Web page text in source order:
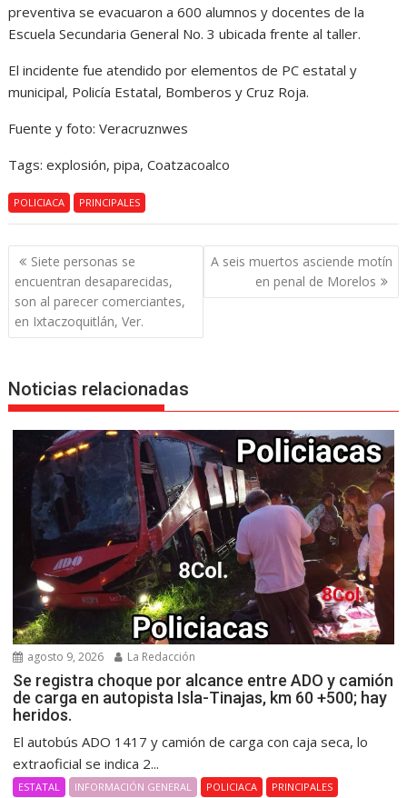
preventiva se evacuaron a 600 alumnos y docentes de la
Escuela Secundaria General No. 3 ubicada frente al taller.
El incidente fue atendido por elementos de PC estatal y
municipal, Policía Estatal, Bomberos y Cruz Roja.
Fuente y foto: Veracruznwes
Tags: explosión, pipa, Coatzacoalco
POLICIACA PRINCIPALES
Navegación
de
entradas
Siete personas se
encuentran desaparecidas,
son al parecer comerciantes,
en Ixtaczoquitlán, Ver.
A seis muertos asciende motín
en penal de Morelos
Noticias relacionadas
agosto 9, 2026 La Redacción
Se registra choque por alcance entre ADO y camión
de carga en autopista Isla-Tinajas, km 60 +500; hay
heridos.
El autobús ADO 1417 y camión de carga con caja seca, lo
extraoficial se indica 2...
ESTATAL INFORMACIÓN GENERAL POLICIACA
PRINCIPALES